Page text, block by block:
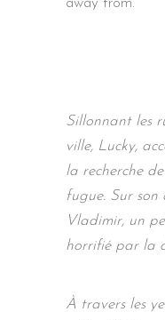
away from.
Sillonnant les
ville, Lucky,
la recherche
fugue. Sur son
Vladimir, un
horrifié par la
À travers les